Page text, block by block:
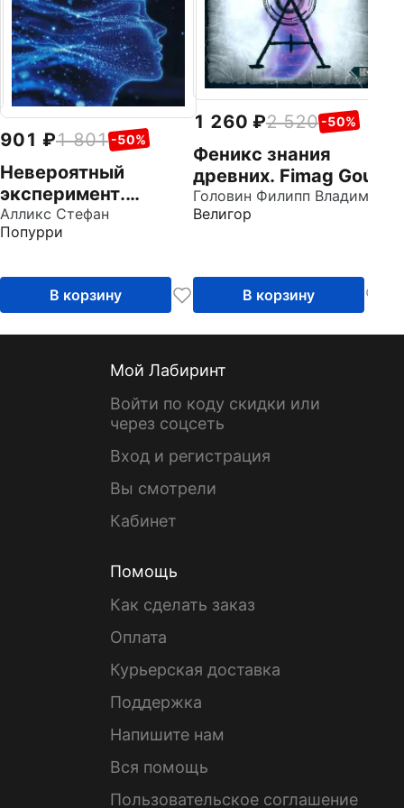
901 1 801 -50%
Невероятный
эксперимент.
Загробная жизнь
существует?
Алликс Стефан
Попурри
В корзину
1 260 2 520 -50%
Феникс знания
древних. Fimag Gous
Велигор
В корзину
Мой Лабиринт
Войти по коду скидки или
через соцсеть
Вход и регистрация
Вы смотрели
Кабинет
Помощь
Как сделать заказ
Оплата
Курьерская доставка
Поддержка
Напишите нам
Вся помощь
Пользовательское соглашение